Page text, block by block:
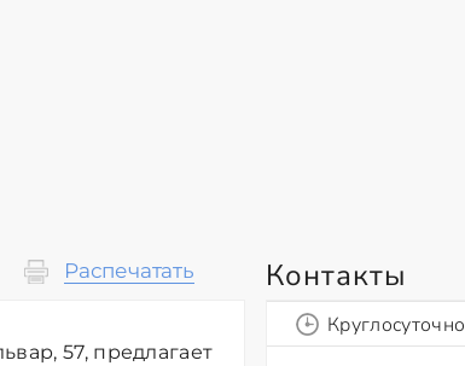
Распечатать
57, предлагает
Контакты
Круглосуточно